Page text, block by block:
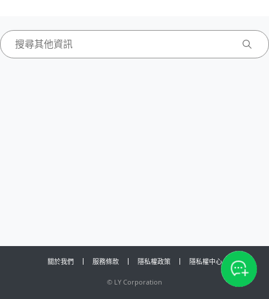
關於我們 服務條款 隱私權政策 隱私權中心
© LY Corporation